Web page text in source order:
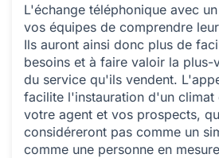
L'échange téléphonique avec
vos équipes de comprendre
Ils auront ainsi donc plus de
besoins et à faire valoir la
du service qu'ils vendent.
facilite l'instauration d'un climat
votre agent et vos prospects,
considéreront pas comme un
comme une personne en